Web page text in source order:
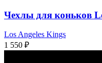
Чехлы для коньков
Los Angeles Kings
1 550 ₽